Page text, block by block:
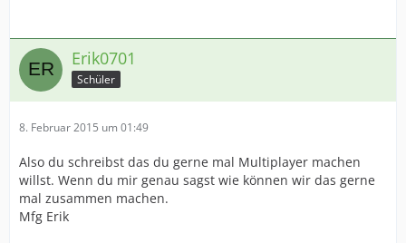
Erik0701
Schüler
8. Februar 2015 um 01:49
Also du schreibst das du gerne mal Multiplayer machen
willst. Wenn du mir genau sagst wie können wir das gerne
mal zusammen machen.
Mfg Erik